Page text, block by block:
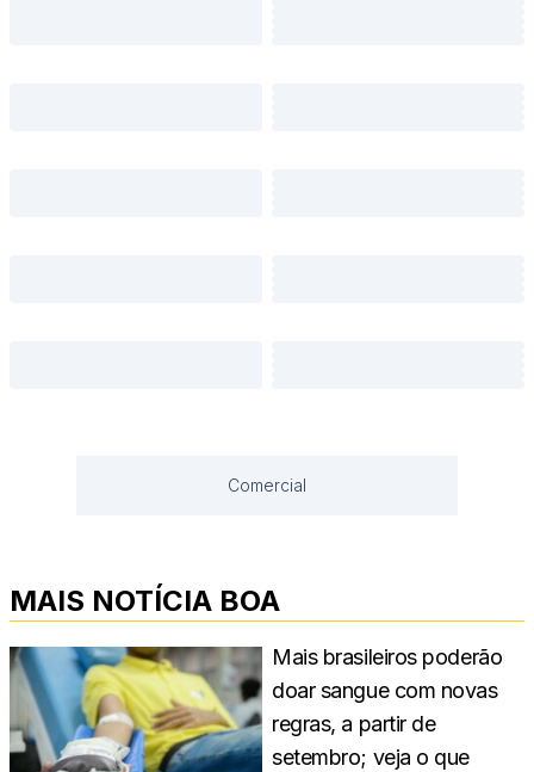
Comercial
MAIS NOTÍCIA BOA
Mais brasileiros poderão
doar sangue com novas
regras, a partir de
setembro; veja o que